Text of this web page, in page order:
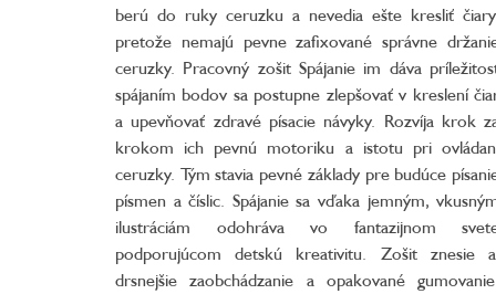
berú do ruky ceruzku a nevedia ešte kresliť
pretože nemajú pevne zafixované správne
ceruzky. Pracovný zošit Spájanie im dáva
spájaním bodov sa postupne zlepšovať v kreslení
a upevňovať zdravé písacie návyky. Rozvíja krok
krokom ich pevnú motoriku a istotu pri
ceruzky. Tým stavia pevné základy pre budúce
písmen a číslic. Spájanie sa vďaka jemným,
ilustráciám odohráva vo fantazijnom
podporujúcom detskú kreativitu. Zošit znesie
drsnejšie zaobchádzanie a opakované